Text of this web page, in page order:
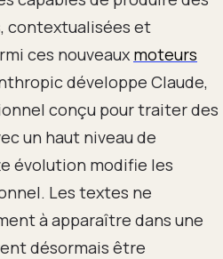
contextualisées et
ces nouveaux moteurs
développe Claude,
conçu pour traiter des
un haut niveau de
évolution modifie les
Les textes ne
à apparaître dans une
désormais être